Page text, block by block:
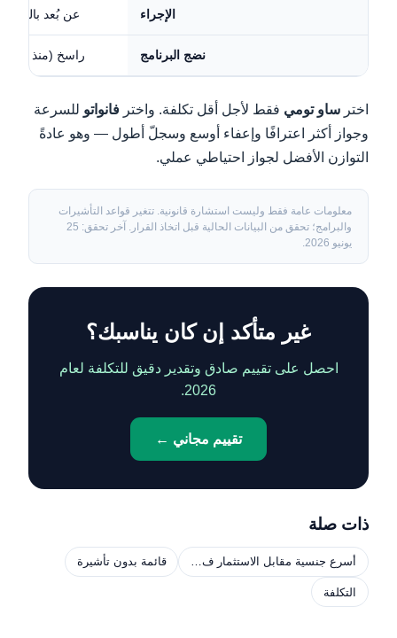
الإجراء عن بُعد بالكامل
نضج البرنامج راسخ (منذ 2015)
اختر ساو تومي فقط لأجل أقل تكلفة. واختر فانواتو للسرعة
وجواز أكثر اعترافًا وإعفاء أوسع وسجلّ أطول — وهو عادةً
التوازن الأفضل لجواز احتياطي عملي.
معلومات عامة فقط وليست استشارة قانونية. تتغير قواعد التأشيرات
والبرامج؛ تحقق من البيانات الحالية قبل اتخاذ القرار. آخر تحقق: 25
يونيو 2026.
غير متأكد إن كان يناسبك؟
احصل على تقييم صادق وتقدير دقيق للتكلفة لعام
2026.
تقييم مجاني ←
ذات صلة
أسرع جنسية مقابل الاستثمار ف… قائمة بدون تأشيرة
التكلفة